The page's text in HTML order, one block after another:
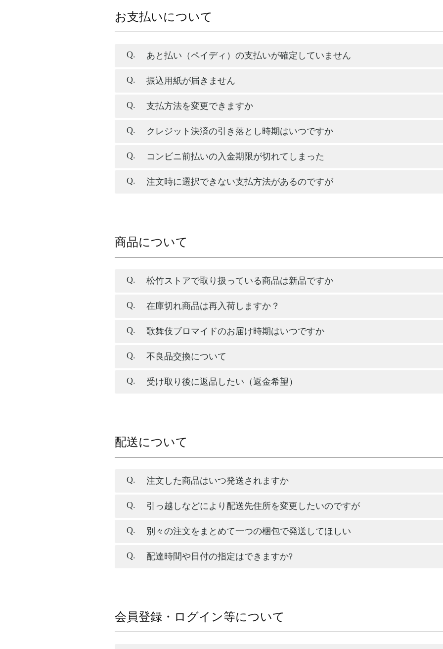
お支払いについて
あと払い（ペイディ）の支払いが確定していません
振込用紙が届きません
支払方法を変更できますか
クレジット決済の引き落とし時期はいつですか
コンビニ前払いの入金期限が切れてしまった
注文時に選択できない支払方法があるのですが
商品について
松竹ストアで取り扱っている商品は新品ですか
在庫切れ商品は再入荷しますか？
歌舞伎ブロマイドのお届け時期はいつですか
不良品交換について
受け取り後に返品したい（返金希望）
配送について
注文した商品はいつ発送されますか
引っ越しなどにより配送先住所を変更したいのですが
別々の注文をまとめて一つの梱包で発送してほしい
配達時間や日付の指定はできますか?
会員登録・ログイン等について